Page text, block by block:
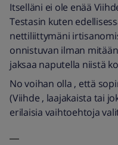
Itselläni ei ole enää
Testasin kuten
nettiliittymäni
onnistuvan ilman
jaksaa naputella niistä
No voihan olla , että
(Viihde , laajakaista tai
erilaisia vaihtoehtoja